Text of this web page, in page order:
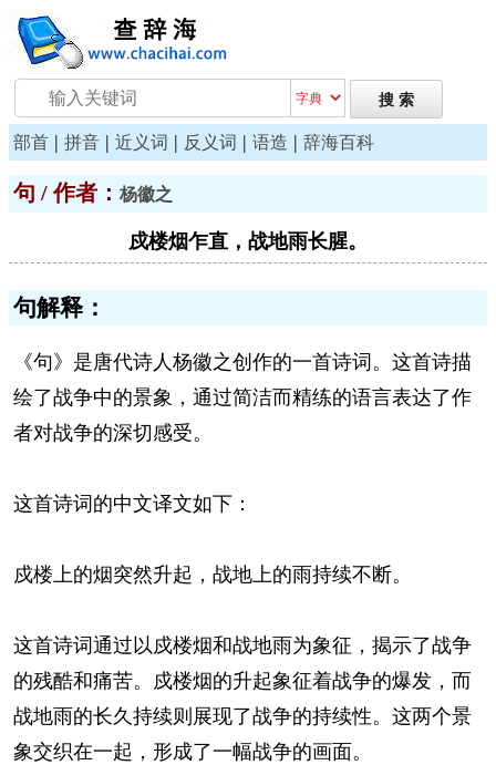
部首 | 拼音 | 近义词 | 反义词 | 语造 | 辞海百科
句 / 作者： 杨徽之
戍楼烟乍直，战地雨长腥。
句解释：
《句》是唐代诗人杨徽之创作的一首诗词。这首诗描
绘了战争中的景象，通过简洁而精练的语言表达了作
者对战争的深切感受。
这首诗词的中文译文如下：
戍楼上的烟突然升起，战地上的雨持续不断。
这首诗词通过以戍楼烟和战地雨为象征，揭示了战争
的残酷和痛苦。戍楼烟的升起象征着战争的爆发，而
战地雨的长久持续则展现了战争的持续性。这两个景
象交织在一起，形成了一幅战争的画面。